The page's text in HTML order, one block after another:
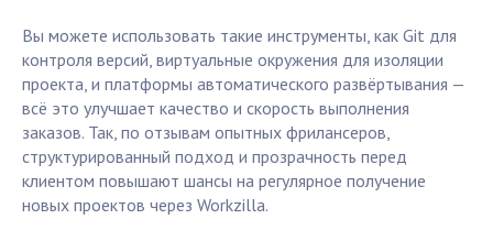
Вы можете использовать такие инструменты, как Git для
контроля версий, виртуальные окружения для изоляции
проекта, и платформы автоматического развёртывания —
всё это улучшает качество и скорость выполнения
заказов. Так, по отзывам опытных фрилансеров,
структурированный подход и прозрачность перед
клиентом повышают шансы на регулярное получение
новых проектов через Workzilla.